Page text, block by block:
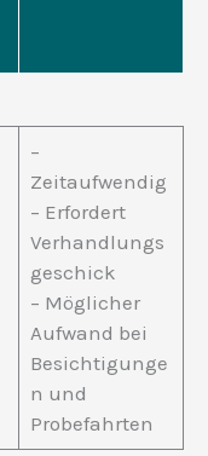
–
Zeitaufwendig
– Erfordert
Verhandlungs
geschick
– Möglicher
Aufwand bei
Besichtigunge
n und
Probefahrten